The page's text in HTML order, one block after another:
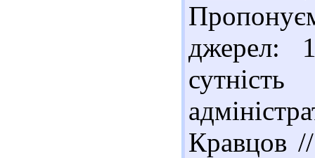
джерел:
Кравцов